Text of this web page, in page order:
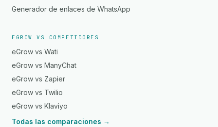
Generador de enlaces de WhatsApp
EGROW VS COMPETIDORES
eGrow vs Wati
eGrow vs ManyChat
eGrow vs Zapier
eGrow vs Twilio
eGrow vs Klaviyo
Todas las comparaciones →